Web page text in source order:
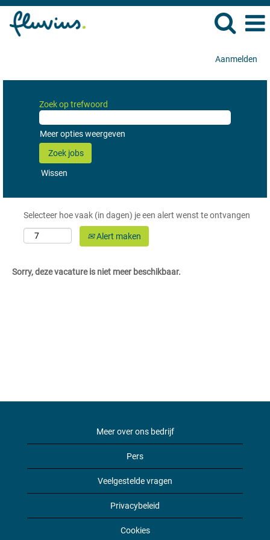
Aanmelden
Zoek op trefwoord
Meer opties weergeven
Wissen
Selecteer hoe vaak (in dagen) je een alert wenst te ontvangen
Alert maken
Sorry, deze vacature is niet meer beschikbaar.
Meer over ons bedrijf
Pers
Veelgestelde vragen
Privacybeleid
Cookies